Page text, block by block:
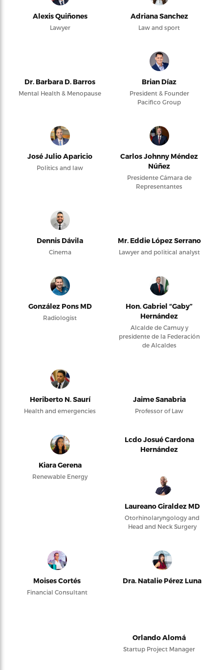
Alexis Quiñones
Lawyer
Adriana Sanchez
Law and sport
Dr. Barbara D. Barros
Mental Health & Menopause
Brian Díaz
President & Founder
Pacifico Group
José Julio Aparicio
Politics and law
Carlos Johnny Méndez
Núñez
Presidente Cámara de
Representantes
Dennis Dávila
Cinema
Mr. Eddie López Serrano
Lawyer and political analyst
González Pons MD
Radiologist
Hon. Gabriel “Gaby”
Hernández
Alcalde de Camuy y
presidente de la Federación
de Alcaldes
Heriberto N. Saurí
Health and emergencies
Jaime Sanabria
Professor of Law
Kiara Gerena
Renewable Energy
Lcdo Josué Cardona
Hernández
Laureano Giraldez MD
Otorhinolaryngology and
Head and Neck Surgery
Moises Cortés
Financial Consultant
Dra. Natalie Pérez Luna
Orlando Alomá
Startup Project Manager